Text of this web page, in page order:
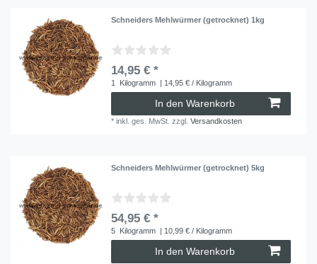
Schneiders Mehlwürmer (getrocknet) 1kg
14,95 € *
1 Kilogramm | 14,95 € / Kilogramm
In den Warenkorb
*inkl. ges. MwSt. zzgl.Versandkosten
Schneiders Mehlwürmer (getrocknet) 5kg
54,95 € *
5 Kilogramm | 10,99 € / Kilogramm
In den Warenkorb